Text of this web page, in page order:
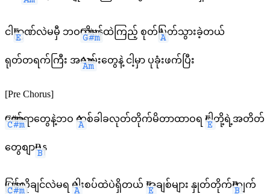
ငါ E
ဉာဏ်လဲမမှီ ဘဝG#m
ကိုမှန်ထဲကြည့် စုတ်A
ပြတ်သွားခဲ့တယ်
ရုတ်တရက်ကြီး အAm
လွမ်းတွေနဲ့ ငါ့မှာ ပုခုံးဖက်ပြီး
[Pre Chorus]
C#m
ဒဏ်ရာတွေနဲ့ဘဝ A
တစ်ခါခလုတ်တိုက်မိတာထာဝရ E
ငါတို့ရဲ့အတိတ်
တွေစျာB
ပန
C#m
ပြန်လိုချင်လဲမရ A
ပါးစပ်ထဲပဲရှိတယ် E
အချစ်များ နှုတ်တိုက်B
ကျက်